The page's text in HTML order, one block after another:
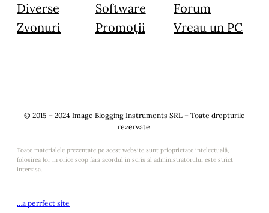
Diverse
Zvonuri
Software
Promoții
Forum
Vreau un PC
© 2015 – 2024 Image Blogging Instruments SRL – Toate drepturile
rezervate.
Toate materialele prezentate pe acest website sunt prioprietate intelectuală,
folosirea lor in orice scop fara acordul in scris al administratorului este strict
interzisa.
…a perrfect site